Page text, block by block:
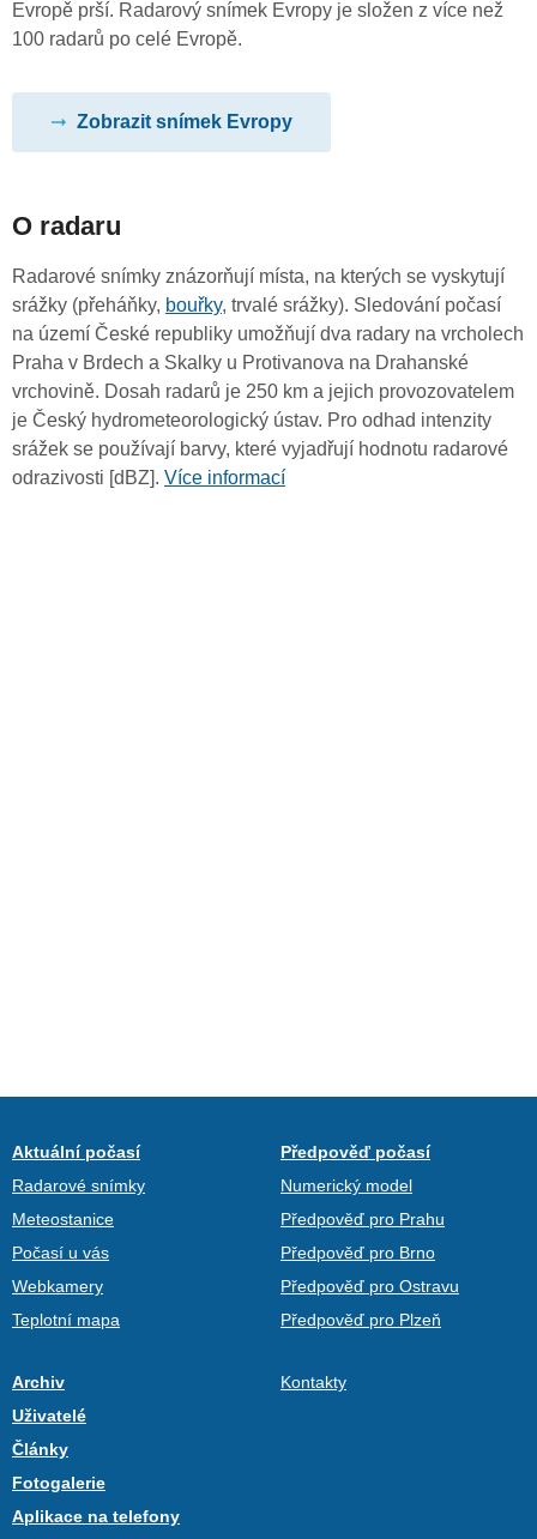
Evropě prší. Radarový snímek Evropy je složen z více než
100 radarů po celé Evropě.
Zobrazit snímek Evropy
O radaru
Radarové snímky znázorňují místa, na kterých se vyskytují
srážky (přeháňky, bouřky, trvalé srážky). Sledování počasí
na území České republiky umožňují dva radary na vrcholech
Praha v Brdech a Skalky u Protivanova na Drahanské
vrchovině. Dosah radarů je 250 km a jejich provozovatelem
je Český hydrometeorologický ústav. Pro odhad intenzity
srážek se používají barvy, které vyjadřují hodnotu radarové
odrazivosti [dBZ]. Více informací
Aktuální počasí
Radarové snímky
Meteostanice
Počasí u vás
Webkamery
Teplotní mapa
Předpověď počasí
Numerický model
Předpověď pro Prahu
Předpověď pro Brno
Předpověď pro Ostravu
Předpověď pro Plzeň
Archiv
Uživatelé
Články
Fotogalerie
Aplikace na telefony
Kontakty